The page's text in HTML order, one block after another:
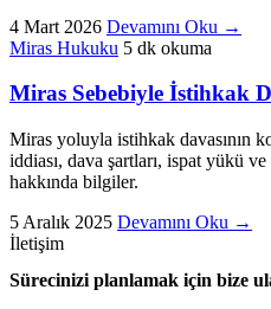
4 Mart 2026 Devamını Oku →
Miras Hukuku 5 dk okuma
Miras Sebebiyle İstihkak
Miras yoluyla istihkak davasının
iddiası, dava şartları, ispat yükü
hakkında bilgiler.
5 Aralık 2025 Devamını Oku →
İletişim
Sürecinizi planlamak için bize